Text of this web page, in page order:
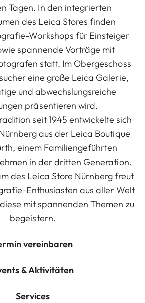
Tagen. In den integrierten
des Leica Stores finden
Workshops für Einsteiger
spannende Vorträge mit
statt. Im Obergeschoss
eine große Leica Galerie,
und abwechslungsreiche
präsentieren wird.
seit 1945 entwickelte sich
aus der Leica Boutique
einem Familiengeführten
in der dritten Generation.
des Leica Store Nürnberg freut
Enthusiasten aus aller Welt
mit spannenden Themen zu
begeistern.
vereinbaren
& Aktivitäten
Services